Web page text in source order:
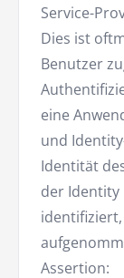
Service-
Dies ist
Benutzer
eine
und
Identität
der Identity
Assertion: